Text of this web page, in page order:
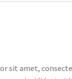
sit amet,